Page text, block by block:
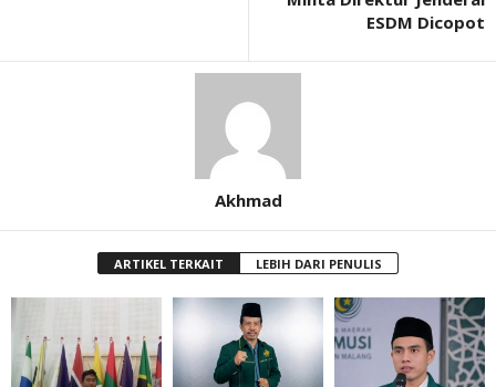
ESDM Dicopot
Akhmad
ARTIKEL TERKAIT LEBIH DARI PENULIS